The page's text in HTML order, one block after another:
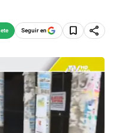
Seguir en